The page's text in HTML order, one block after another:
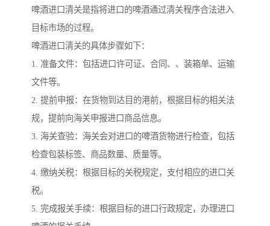
啤酒进口清关是指将进口的啤酒通过清关程序合法进入
目标市场的过程。
啤酒进口清关的具体步骤如下：
1. 准备文件：包括进口许可证、合同、、装箱单、运输
文件等。
2. 提前申报：在货物到达目的港前，根据目标的相关法
规，提前向海关申报进口商品信息。
3. 海关查验：海关会对进口的啤酒货物进行检查，包括
检查包装标签、商品数量、质量等。
4. 缴纳关税：根据目标的关税规定，支付相应的进口关
税。
5. 完成报关手续：根据目标的进口行政规定，办理进口